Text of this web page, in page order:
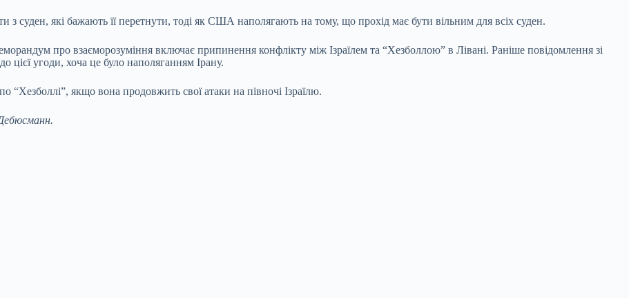
з суден, які бажають її перетнути, тоді як США наполягають на тому, що прохід має бути вільним для всіх суден.
про взаєморозуміння включає припинення конфлікту між Ізраїлем та “Хезболлою” в Лівані. Раніше повідомлення зі
угоди, хоча це було наполяганням Ірану.
“Хезболлі”, якщо вона продовжить свої атаки на півночі Ізраїлю.